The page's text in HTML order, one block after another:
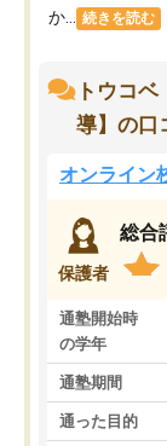
か...
続きを読む
トウコ
導】の口
オンライン
保護者
総合
通塾開始時
の学年
通塾期間
通った目的